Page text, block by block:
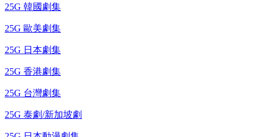
25G 韓國劇集
25G 歐美劇集
25G 日本劇集
25G 香港劇集
25G 台灣劇集
25G 泰劇/新加坡劇